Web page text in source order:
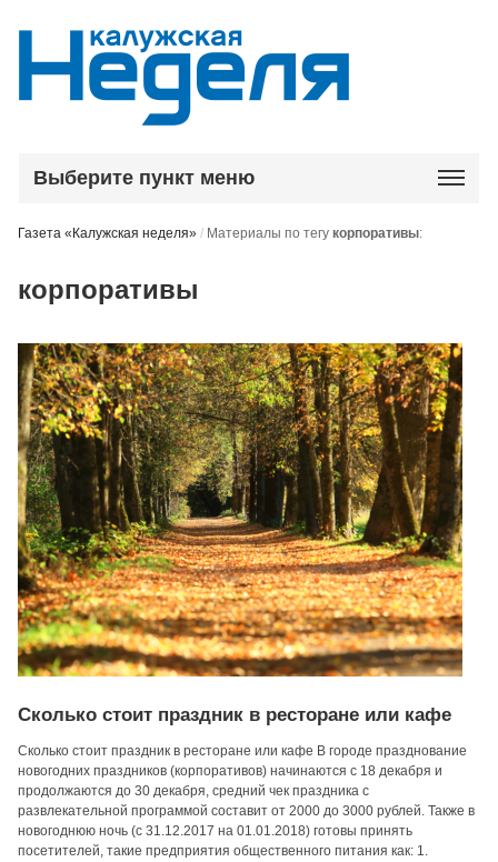
Выберите пункт меню
Газета «Калужская неделя» / Материалы по тегукорпоративы:
корпоративы
Сколько стоит праздник в ресторане или кафе
Сколько стоит праздник в ресторане или кафе В городе празднование
новогодних праздников (корпоративов) начинаются с 18 декабря и
продолжаются до 30 декабря, средний чек праздника с
развлекательной программой составит от 2000 до 3000 рублей. Также в
новогоднюю ночь (с 31.12.2017 на 01.01.2018) готовы принять
посетителей, такие предприятия общественного питания как: 1.